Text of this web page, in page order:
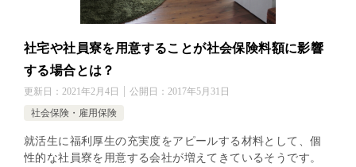
社宅や社員寮を用意することが社会保険料額に影響
する場合とは？
更新日： 2021年2月4日 公開日： 2017年5月31日
社会保険・雇用保険
就活生に福利厚生の充実度をアピールする材料として、個
性的な社員寮を用意する会社が増えてきているそうです。